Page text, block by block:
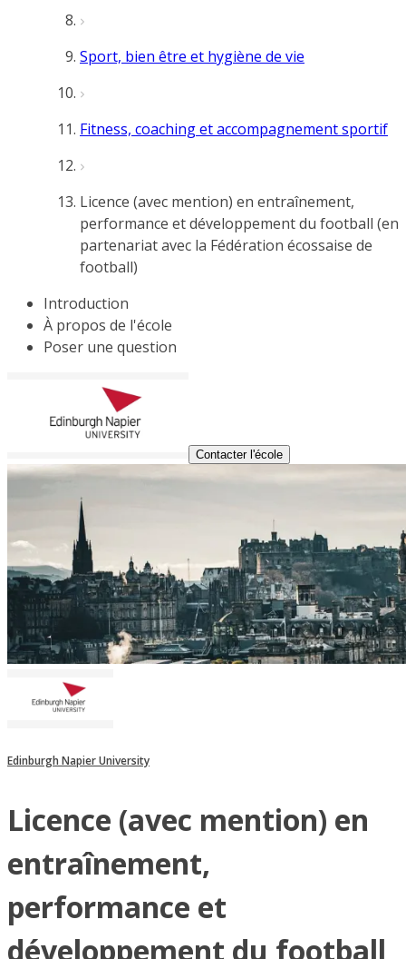
Sport, bien être et hygiène de vie
Fitness, coaching et accompagnement sportif
Licence (avec mention) en entraînement,
performance et développement du football (en
partenariat avec la Fédération écossaise de
football)
Introduction
À propos de l'école
Poser une question
Contacter l'école
Edinburgh Napier University
Licence (avec mention) en
entraînement,
performance et
développement du football